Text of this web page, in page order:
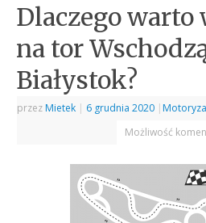
Dlaczego warto
na tor
Białystok?
przez Mietek | 6 grudnia 2020 |
Możliwość